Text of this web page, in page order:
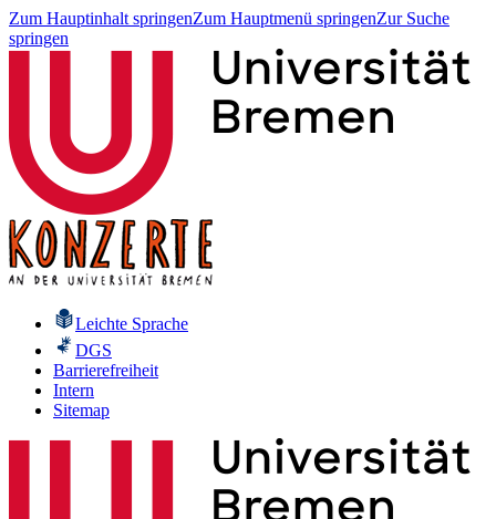
Zum Hauptinhalt springenZum Hauptmenü springenZur Suche
springen
Leichte Sprache
DGS
Barrierefreiheit
Intern
Sitemap